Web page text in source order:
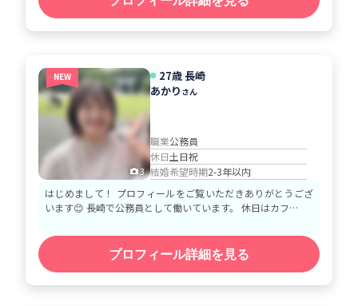
NEW
3
27歳 長崎
あかり さん
職業公務員
休日土日祝
結婚希望時期2-3年以内
はじめまして！ プロフィールをご覧いただきありがとうござ
います😊 長崎で公務員として働いています。 休日はカフ…
プロフィール詳細を見る